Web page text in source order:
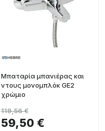
Μπαταρία μπανιέρας και
ντους μονομπλόκ GE2
χρώμιο
59,50 €
119,56 €